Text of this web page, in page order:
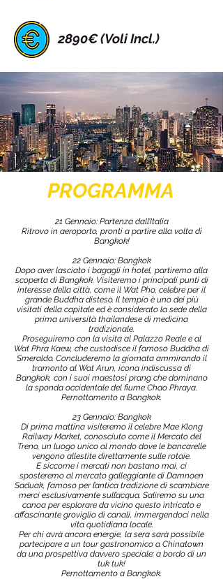
2890€ (Voli Incl.)
PROGRAMMA
21 Gennaio: Partenza dall’Italia
Ritrovo in aeroporto, pronti a partire alla volta di
Bangkok!
22 Gennaio: Bangkok
Dopo aver lasciato i bagagli in hotel, partiremo alla
scoperta di Bangkok. Visiteremo i principali punti di
interesse della città, come il Wat Pho, celebre per il
grande Buddha disteso. Il tempio è uno dei più
visitati della capitale ed è considerato la sede della
prima università thailandese di medicina
tradizionale.
Proseguiremo con la visita al Palazzo Reale e al
Wat Phra Kaew, che custodisce il famoso Buddha di
Smeraldo. Concluderemo la giornata ammirando il
tramonto al Wat Arun, icona indiscussa di
Bangkok, con i suoi maestosi prang che dominano
la sponda occidentale del fiume Chao Phraya.
Pernottamento a Bangkok.
23 Gennaio: Bangkok
Di prima mattina visiteremo il celebre Mae Klong
Railway Market, conosciuto come il Mercato del
Treno, un luogo unico al mondo dove le bancarelle
vengono allestite direttamente sulle rotaie.
E siccome i mercati non bastano mai, ci
sposteremo al mercato galleggiante di Damnoen
Saduak, famoso per l’antica tradizione di scambiare
merci esclusivamente sull’acqua. Saliremo su una
canoa per esplorare da vicino questo intricato e
affascinante groviglio di canali, immergendoci nella
vita quotidiana locale.
Per chi avrà ancora energie, la sera sarà possibile
partecipare a un tour gastronomico a Chinatown
da una prospettiva davvero speciale: a bordo di un
tuk tuk!
Pernottamento a Bangkok.